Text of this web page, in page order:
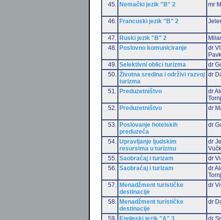
45.
Nemački jezik "B" 2 mr
46. Francuski jezik "B" 2
47. Ruski jezik "B" 2
48.
Poslovno komuniciranje
dr
49.
Selektivni oblici turizma
dr
50.
Životna sredina i održivi razvoj
turizma
dr
51. Preduzetništvo
dr
52.
Preduzetništvo dr
53.
Poslovanje hotelskih
preduzeća
dr
54.
Upravljanje ljudskim
resursima u turizmu
dr
55.
Saobraćaj i turizam
dr
56.
Saobraćaj i turizam
dr
57.
Menadžment turističke
destinacije
dr
58.
Menadžment turističke
destinacije
dr
59. Engleski jezik "A" 3 dr